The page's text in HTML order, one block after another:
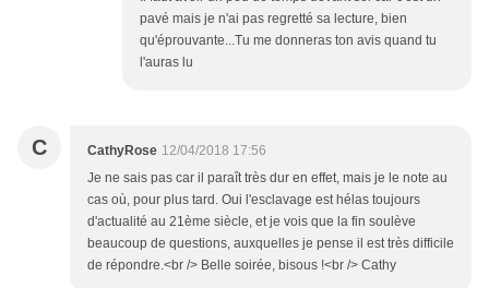
pavé mais je n'ai pas regretté sa lecture, bien
qu'éprouvante...Tu me donneras ton avis quand tu
l'auras lu
C CathyRose 12/04/2018 17:56
Je ne sais pas car il paraît très dur en effet, mais je le note au
cas où, pour plus tard. Oui l'esclavage est hélas toujours
d'actualité au 21ème siècle, et je vois que la fin soulève
beaucoup de questions, auxquelles je pense il est très difficile
de répondre.<br /> Belle soirée, bisous !<br /> Cathy